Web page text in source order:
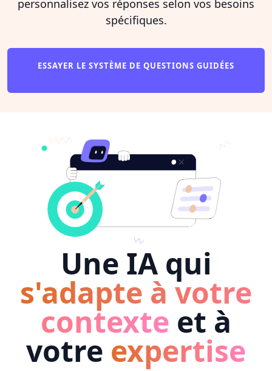
personnalisez vos réponses selon vos besoins
spécifiques.
ESSAYER LE SYSTÈME DE QUESTIONS GUIDÉES
Une IA qui
s'adapte à votre
contexte et à
votre expertise